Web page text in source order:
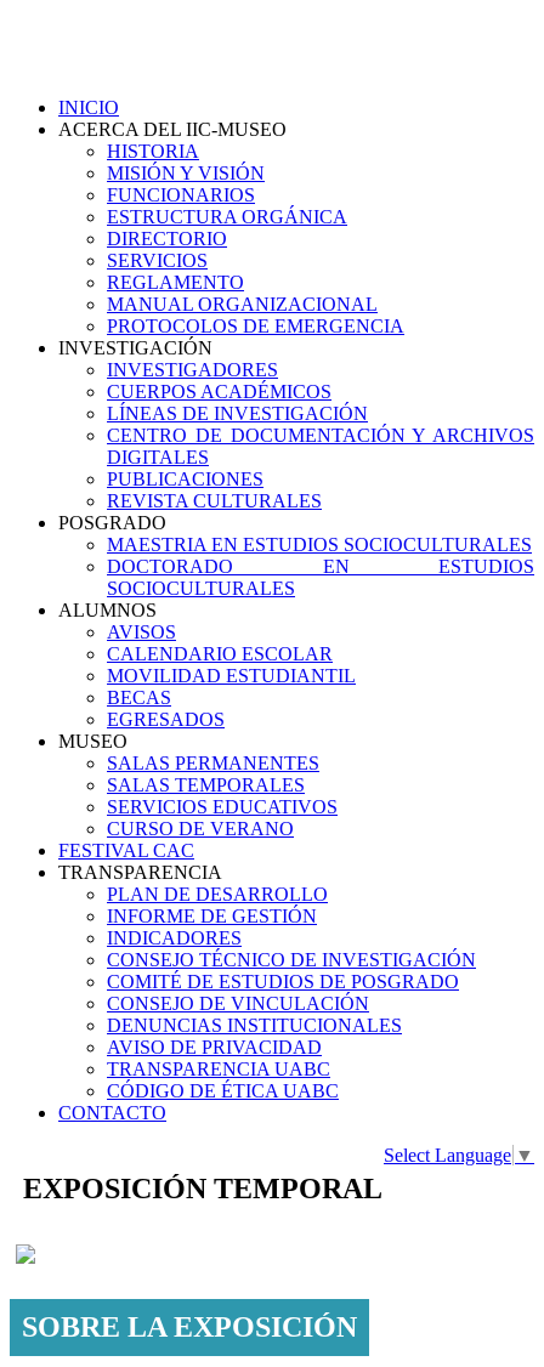
INICIO
ACERCA DEL IIC-MUSEO
HISTORIA
MISIÓN Y VISIÓN
FUNCIONARIOS
ESTRUCTURA ORGÁNICA
DIRECTORIO
SERVICIOS
REGLAMENTO
MANUAL ORGANIZACIONAL
PROTOCOLOS DE EMERGENCIA
INVESTIGACIÓN
INVESTIGADORES
CUERPOS ACADÉMICOS
LÍNEAS DE INVESTIGACIÓN
CENTRO DE DOCUMENTACIÓN Y ARCHIVOS
DIGITALES
PUBLICACIONES
REVISTA CULTURALES
POSGRADO
MAESTRIA EN ESTUDIOS SOCIOCULTURALES
DOCTORADO EN ESTUDIOS
SOCIOCULTURALES
ALUMNOS
AVISOS
CALENDARIO ESCOLAR
MOVILIDAD ESTUDIANTIL
BECAS
EGRESADOS
MUSEO
SALAS PERMANENTES
SALAS TEMPORALES
SERVICIOS EDUCATIVOS
CURSO DE VERANO
FESTIVAL CAC
TRANSPARENCIA
PLAN DE DESARROLLO
INFORME DE GESTIÓN
INDICADORES
CONSEJO TÉCNICO DE INVESTIGACIÓN
COMITÉ DE ESTUDIOS DE POSGRADO
CONSEJO DE VINCULACIÓN
DENUNCIAS INSTITUCIONALES
AVISO DE PRIVACIDAD
TRANSPARENCIA UABC
CÓDIGO DE ÉTICA UABC
CONTACTO
Select Language ▼
EXPOSICIÓN TEMPORAL
SOBRE LA EXPOSICIÓN